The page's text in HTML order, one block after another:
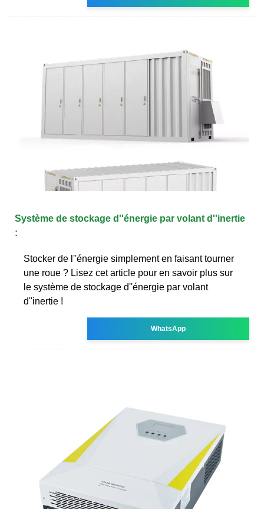
Système de stockage d''énergie par volant d''inertie
:
Stocker de l''énergie simplement en faisant tourner
une roue ? Lisez cet article pour en savoir plus sur
le système de stockage d''énergie par volant
d''inertie !
WhatsApp